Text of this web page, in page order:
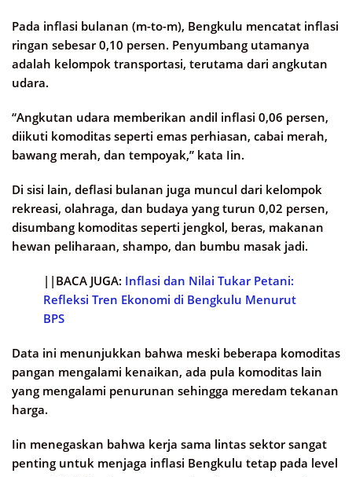
Pada inflasi bulanan (m-to-m), Bengkulu mencatat inflasi
ringan sebesar 0,10 persen. Penyumbang utamanya
adalah kelompok transportasi, terutama dari angkutan
udara.
“Angkutan udara memberikan andil inflasi 0,06 persen,
diikuti komoditas seperti emas perhiasan, cabai merah,
bawang merah, dan tempoyak,” kata Iin.
Di sisi lain, deflasi bulanan juga muncul dari kelompok
rekreasi, olahraga, dan budaya yang turun 0,02 persen,
disumbang komoditas seperti jengkol, beras, makanan
hewan peliharaan, shampo, dan bumbu masak jadi.
||BACA JUGA: Inflasi dan Nilai Tukar Petani:
Refleksi Tren Ekonomi di Bengkulu Menurut
BPS
Data ini menunjukkan bahwa meski beberapa komoditas
pangan mengalami kenaikan, ada pula komoditas lain
yang mengalami penurunan sehingga meredam tekanan
harga.
Iin menegaskan bahwa kerja sama lintas sektor sangat
penting untuk menjaga inflasi Bengkulu tetap pada level